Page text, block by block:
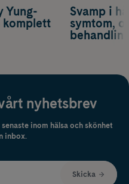
Svamp i
symtom,
Yung-
komplett
nyhetsbrev
inom hälsa och skönhet
inbox.
Skicka